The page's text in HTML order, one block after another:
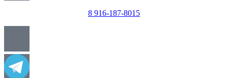
8 916-187-8015